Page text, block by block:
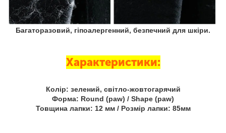
Багаторазовий, гіпоалергенний, безпечний для шкіри.
Характеристики:
Колір: зелений, світло-жовтогарячий
Форма: Round (paw) / Shape (paw)
Товщина лапки: 12 мм / Розмір лапки: 85мм